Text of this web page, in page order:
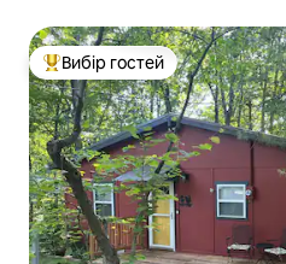
Топ вибір гостей
Вибір гостей